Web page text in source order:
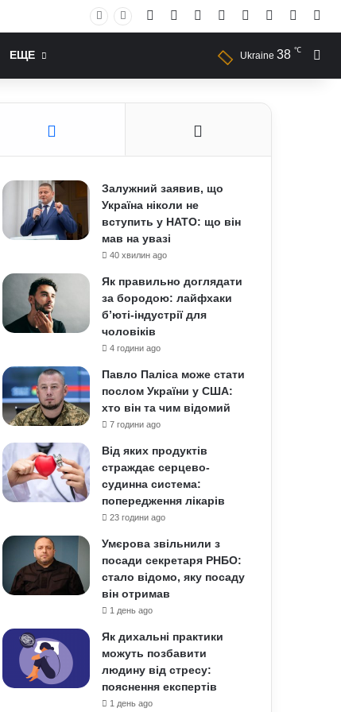
Facebook YouTubeInstagram
RSS Log In
ЕЩЕ Ukraine 38 ℃
Залужний заявив, що
Україна ніколи не
вступить у НАТО: що він
мав на увазі
40 хвилин ago
Як правильно доглядати
за бородою: лайфхаки
б’юті-індустрії для
чоловіків
4 години ago
Павло Паліса може стати
послом України у США:
хто він та чим відомий
7 години ago
Від яких продуктів
страждає серцево-
судинна система:
попередження лікарів
23 години ago
Умєрова звільнили з
посади секретаря РНБО:
стало відомо, яку посаду
він отримав
1 день ago
Як дихальні практики
можуть позбавити
людину від стресу:
пояснення експертів
1 день ago